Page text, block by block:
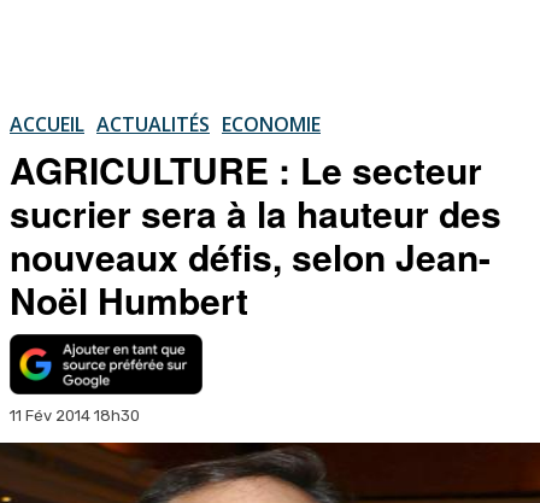
ACCUEIL ACTUALITÉS ECONOMIE
AGRICULTURE : Le secteur
sucrier sera à la hauteur des
nouveaux défis, selon Jean-
Noël Humbert
11 Fév 2014 18h30